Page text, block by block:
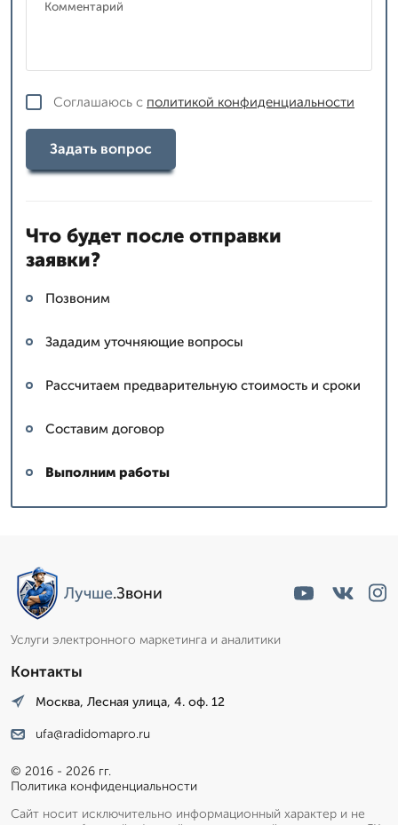
Соглашаюсь с политикой конфиденциальности
Задать вопрос
Что будет после отправки
заявки?
Позвоним
Зададим уточняющие вопросы
Рассчитаем предварительную стоимость и сроки
Составим договор
Выполним работы
Лучше.Звони
Услуги электронного маркетинга и аналитики
Контакты
Москва, Лесная улица, 4. оф. 12
ufa@radidomapro.ru
© 2016 - 2026 гг.
Политика конфиденциальности
Сайт носит исключительно информационный характер и не